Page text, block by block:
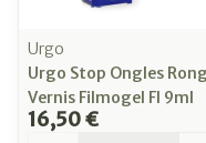
Urgo
Urgo Stop Ongles
Vernis Filmogel Fl 9ml
16,50 €